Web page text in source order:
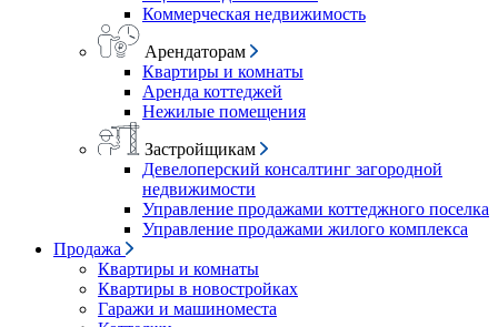
Коммерческая недвижимость
Арендаторам
Квартиры и комнаты
Аренда коттеджей
Нежилые помещения
Застройщикам
Девелоперский консалтинг загородной
недвижимости
Управление продажами коттеджного поселка
Управление продажами жилого комплекса
Продажа
Квартиры и комнаты
Квартиры в новостройках
Гаражи и машиноместа